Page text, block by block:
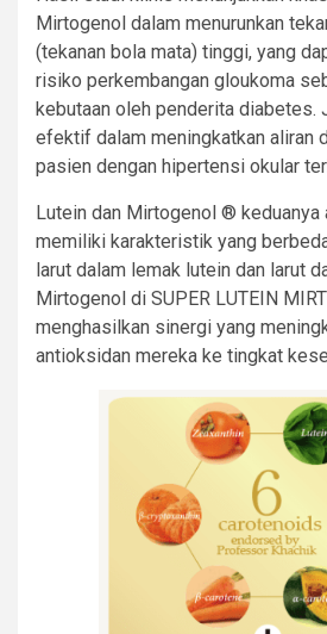
Mirtogenol dalam menurunkan
(tekanan bola mata) tinggi, yang
risiko perkembangan gloukoma
kebutaan oleh penderita diabetes.
efektif dalam meningkatkan aliran
pasien dengan hipertensi okular
Lutein dan Mirtogenol ®
memiliki karakteristik yang
larut dalam lemak lutein dan larut
Mirtogenol di SUPER LUTEIN
menghasilkan sinergi yang
antioksidan mereka ke tingkat